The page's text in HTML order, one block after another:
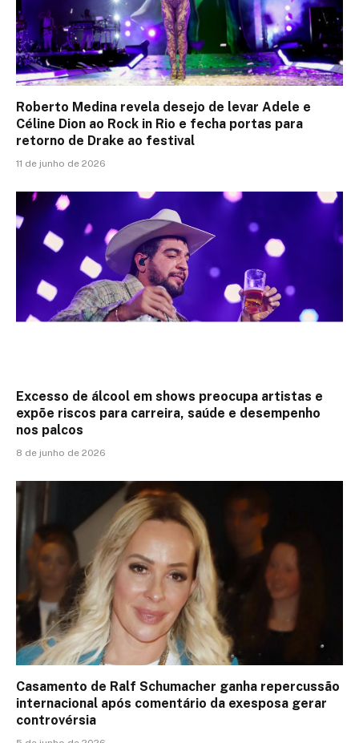
Roberto Medina revela desejo de levar Adele e
Céline Dion ao Rock in Rio e fecha portas para
retorno de Drake ao festival
11 de junho de 2026
Excesso de álcool em shows preocupa artistas e
expõe riscos para carreira, saúde e desempenho
nos palcos
8 de junho de 2026
Casamento de Ralf Schumacher ganha repercussão
internacional após comentário da exesposa gerar
controvérsia